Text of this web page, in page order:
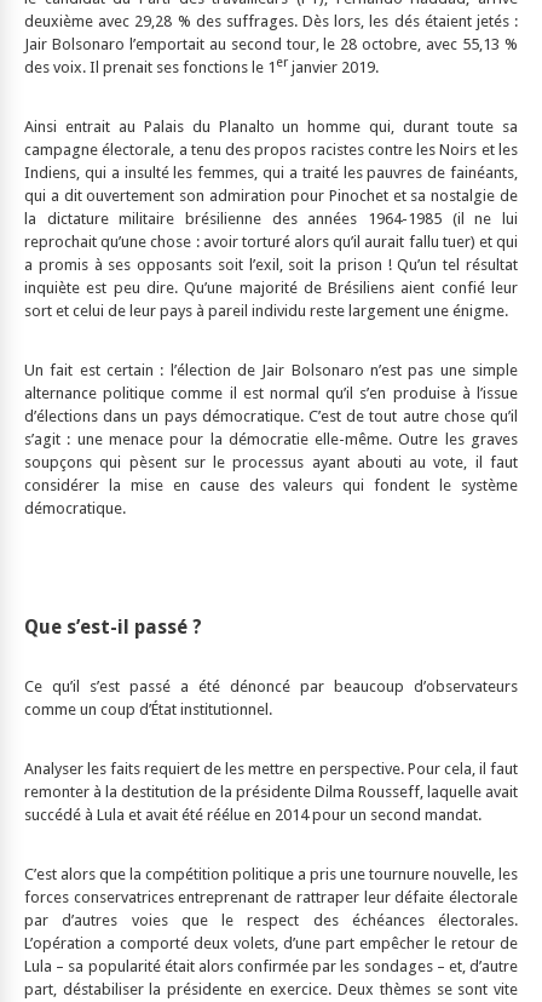
deuxième avec 29,28 % des suffrages. Dès lors, les dés étaient jetés :
Jair Bolsonaro l’emportait au second tour, le 28 octobre, avec 55,13 %
des voix. Il prenait ses fonctions le 1 er janvier 2019.
Ainsi entrait au Palais du Planalto un homme qui, durant toute sa
campagne électorale, a tenu des propos racistes contre les Noirs et les
Indiens, qui a insulté les femmes, qui a traité les pauvres de fainéants,
qui a dit ouvertement son admiration pour Pinochet et sa nostalgie de
la dictature militaire brésilienne des années 1964-1985 (il ne lui
reprochait qu’une chose : avoir torturé alors qu’il aurait fallu tuer) et qui
a promis à ses opposants soit l’exil, soit la prison ! Qu’un tel résultat
inquiète est peu dire. Qu’une majorité de Brésiliens aient confié leur
sort et celui de leur pays à pareil individu reste largement une énigme.
Un fait est certain : l’élection de Jair Bolsonaro n’est pas une simple
alternance politique comme il est normal qu’il s’en produise à l’issue
d’élections dans un pays démocratique. C’est de tout autre chose qu’il
s’agit : une menace pour la démocratie elle-même. Outre les graves
soupçons qui pèsent sur le processus ayant abouti au vote, il faut
considérer la mise en cause des valeurs qui fondent le système
démocratique.
Que s’est-il passé ?
Ce qu’il s’est passé a été dénoncé par beaucoup d’observateurs
comme un coup d’État institutionnel.
Analyser les faits requiert de les mettre en perspective. Pour cela, il faut
remonter à la destitution de la présidente Dilma Rousseff, laquelle avait
succédé à Lula et avait été réélue en 2014 pour un second mandat.
C’est alors que la compétition politique a pris une tournure nouvelle, les
forces conservatrices entreprenant de rattraper leur défaite électorale
par d’autres voies que le respect des échéances électorales.
L’opération a comporté deux volets, d’une part empêcher le retour de
Lula – sa popularité était alors confirmée par les sondages – et, d’autre
part, déstabiliser la présidente en exercice. Deux thèmes se sont vite